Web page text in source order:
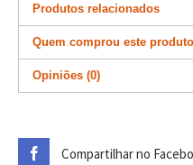
Produtos relacionados
Quem comprou este
Opiniões (0)
Compartilhar no